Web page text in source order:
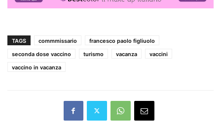
TAGS commmissario
francesco paolo figliuolo
seconda dose vaccino
turismo vacanza
vaccini
vaccino in vacanza